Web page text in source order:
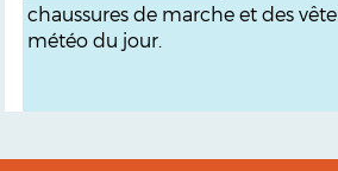
chaussures de marche et des
météo du jour.